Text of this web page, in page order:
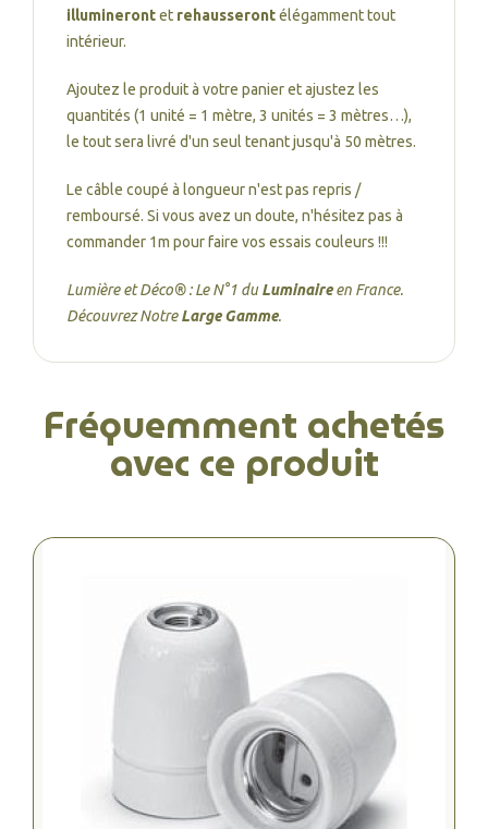
illuminerontet rehausserontélégamment tout
intérieur.
Ajoutez le produit à votre panier et ajustez les
quantités (1 unité = 1 mètre, 3 unités = 3 mètres…),
le tout sera livré d'un seul tenant jusqu'à 50 mètres.
Le câble coupé à longueur n'est pas repris /
remboursé. Si vous avez un doute, n'hésitez pas à
commander 1m pour faire vos essais couleurs !!!
Lumière et Déco® : Le N°1 duLuminaireen France.
Découvrez NotreLarge Gamme.
Fréquemment achetés
avec ce produit